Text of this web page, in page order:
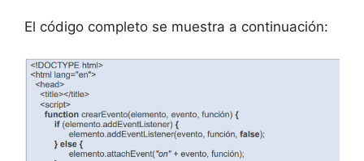
El código completo se muestra a continuación: